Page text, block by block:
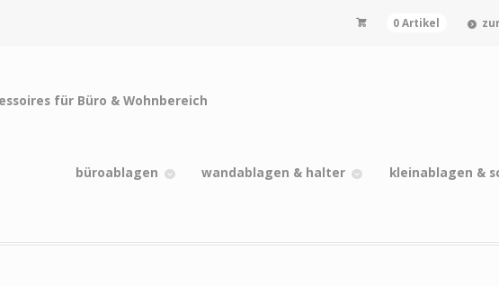
0 Artikel
büroablagen wandablagen & halter kleinablagen &